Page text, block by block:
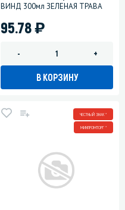
ВИНД 300мл ЗЕЛЕНАЯ ТРАВА
95.78)
- +
В КОРЗИНУ
ЧЕСТНЫЙ ЗНАК *
МИНПРОМТОРГ *